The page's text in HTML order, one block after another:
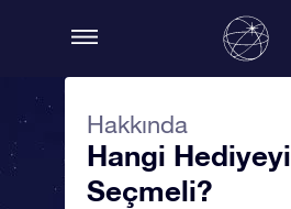
Hakkında
Hangi Hediyeyi
Seçmeli?